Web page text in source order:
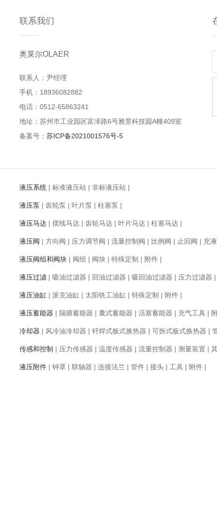
联系我们
奥莱尔OLAER
联系人：尹经理
手机：18936082882
电话：0512-65863241
地址：苏州市工业园区富泽路6号雅景科技园A幢409室
备案号： 苏ICP备2021001576号-5
液压系统 | 标准液压站 | 非标液压站 |
液压泵 | 齿轮泵 | 叶片泵 | 柱塞泵 |
液压马达 | 摆线马达 | 齿轮马达 | 叶片马达 | 柱塞马达 |
液压阀 | 方向阀 | 压力调节阀 | 流量控制阀 | 比例阀 | 止回阀 | 充
液压阀组和阀块 | 阀组 | 阀块 | 特殊定制 | 附件 |
液压过滤 | 吸油过滤器 | 回油过滤器 | 吸回油过滤器 | 压力过滤器
液压油缸 | 派克油缸 | 太阳铁工油缸 | 特殊定制 | 附件 |
液压蓄能器 | 隔膜蓄能器 | 囊式蓄能器 | 活塞蓄能器 | 充气工具 |
冷却器 | 风冷油冷却器 | 钎焊式板式换热器 | 可拆式板式换热器 |
传感和控制 | 压力传感器 | 温度传感器 | 流量控制器 | 测量装置 |
液压附件 | 钟罩 | 联轴器 | 连接法兰 | 管件 | 接头 | 工具 | 附件 |